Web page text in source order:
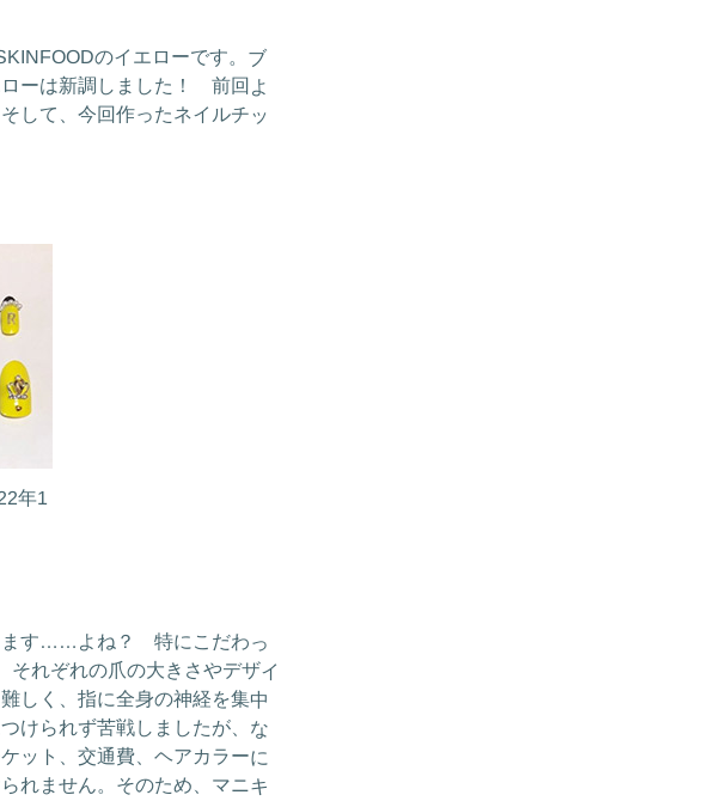
のイエローです。ブ
ーは新調しました！ 前回よ
して、今回作ったネイルチッ
年1
ます……よね？ 特にこだわっ
それぞれの爪の大きさやデザイ
しく、指に全身の神経を集中
けられず苦戦しましたが、な
ット、交通費、ヘアカラーに
れません。そのため、マニキ